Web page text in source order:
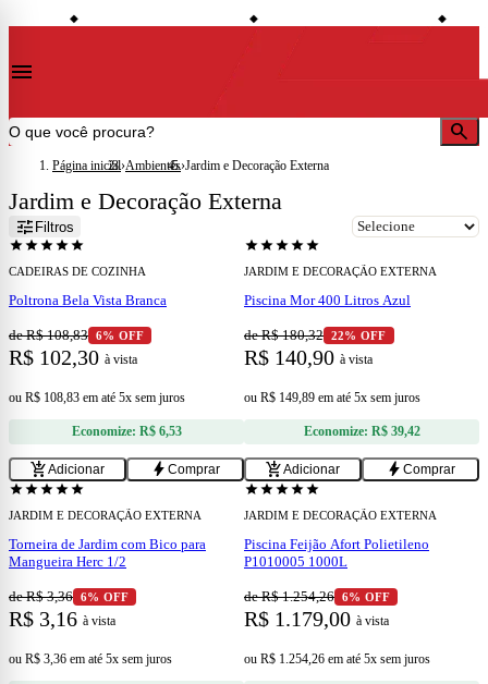
shopping_bag credit_card local_shipping
menu
search
Página inicial ›Ambientes›Jardim e Decoração Externa
Jardim e Decoração Externa
tune Filtros
add
starstarstarstarstar
CADEIRAS DE COZINHA
Poltrona Bela Vista Branca
de R$ 108,83 6% OFF
R$ 102,30 à vista
ou R$ 108,83 em até 5x sem juros
Economize: R$ 6,53
add_shopping_cartAdicionar bolt Comprar
starstarstarstarstar
JARDIM E DECORAÇÃO EXTERNA
Piscina Mor 400 Litros Azul
de R$ 180,32 22% OFF
R$ 140,90 à vista
ou R$ 149,89 em até 5x sem juros
Economize: R$ 39,42
add_shopping_cartAdicionar bolt Comprar
add
starstarstarstarstar
JARDIM E DECORAÇÃO EXTERNA
Torneira de Jardim com Bico para
Mangueira Herc 1/2
de R$ 3,36 6% OFF
R$ 3,16 à vista
ou R$ 3,36 em até 5x sem juros
add
starstarstarstarstar
JARDIM E DECORAÇÃO EXTERNA
Piscina Feijão Afort Polietileno
P1010005 1000L
de R$ 1.254,26 6% OFF
R$ 1.179,00 à vista
ou R$ 1.254,26 em até 5x sem juros